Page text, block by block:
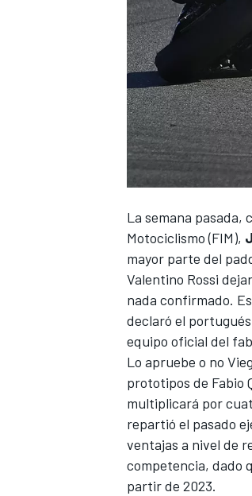
FÓRMULA E
WRC
La semana pasada,
Motociclismo (FIM),
mayor parte del
Valentino Rossi
nada confirmado.
declaró el
equipo oficial del
Lo apruebe o no
prototipos de Fabio
multiplicará por
repartió el pasado
ventajas a nivel de
competencia, dado
partir de 2023.